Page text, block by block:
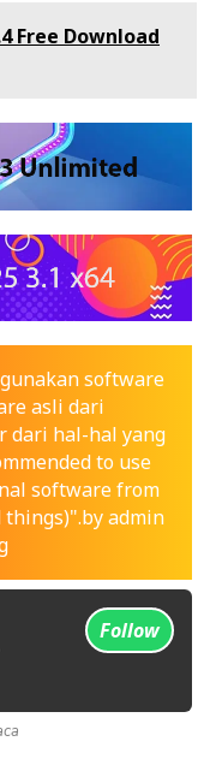
Free Download
software
asli dari
dari hal-hal yang
to use
software from
admin
Follow